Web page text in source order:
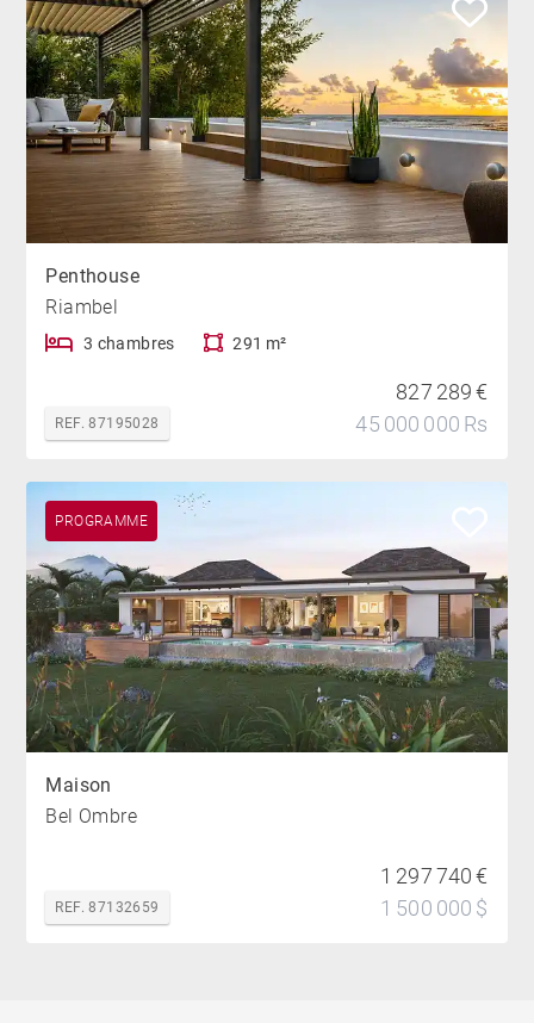
Penthouse
Riambel
3 chambres 291 m²
REF. 87195028
827 289 €
45 000 000 Rs
PROGRAMME
Maison
Bel Ombre
REF. 87132659
1 297 740 €
1 500 000 $